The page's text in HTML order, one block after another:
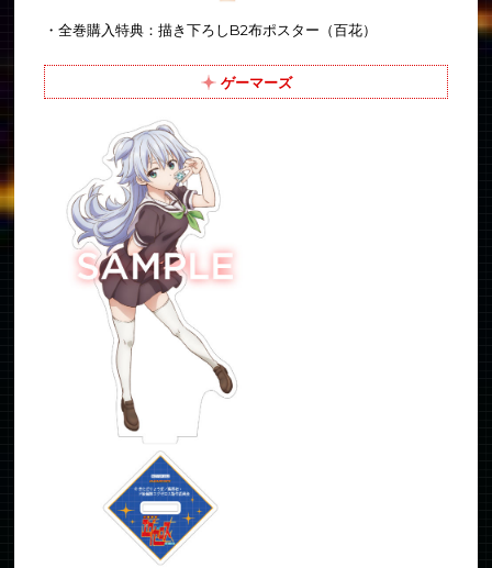
・全巻購入特典：描き下ろしB2布ポスター（百花）
ゲーマーズ